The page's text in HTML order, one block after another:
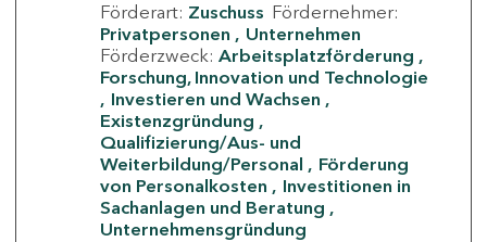
Förderart: Zuschuss Fördernehmer:
Privatpersonen
Unternehmen
Förderzweck: Arbeitsplatzförderung
Forschung, Innovation und Technologie
Investieren und Wachsen
Existenzgründung
Qualifizierung/Aus- und
Weiterbildung/Personal
Förderung
von Personalkosten
Investitionen in
Sachanlagen und Beratung
Unternehmensgründung